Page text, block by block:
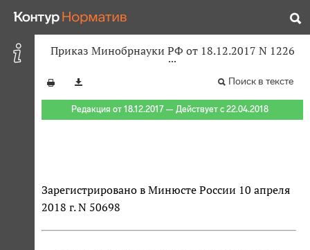
Приказ Минобрнауки РФ от 18.12.2017 N 1226
Поиск в тексте
Редакция от 18.12.2017 — Действует с 22.04.2018
Зарегистрировано в Минюсте России 10 апреля
2018 г. N 50698